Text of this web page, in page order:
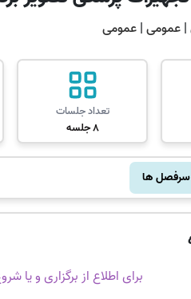
|عمومی|عمومی
تعداد جلسات
8 جلسه
سرفصل ها
برای اطلاع از برگزاری و